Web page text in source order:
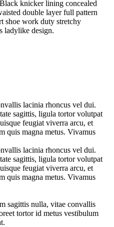
knicker lining concealed
double layer full pattern
shoe work duty stretchy
ladylike design.
lacinia rhoncus vel dui.
sagittis, ligula tortor volutpat
feugiat viverra arcu, et
quis magna metus. Vivamus
lacinia rhoncus vel dui.
sagittis, ligula tortor volutpat
feugiat viverra arcu, et
quis magna metus. Vivamus
sagittis nulla, vitae convallis
tortor id metus vestibulum